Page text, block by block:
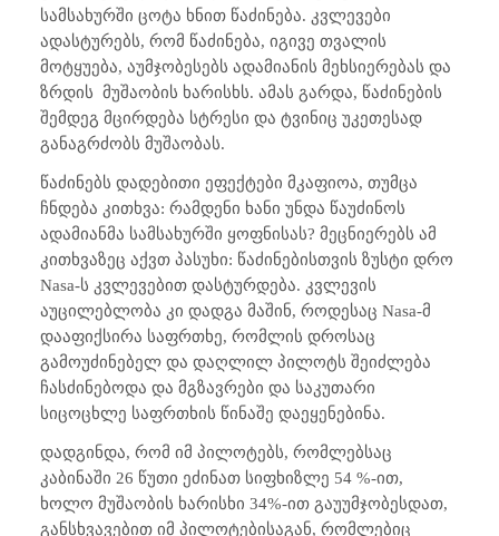
სამსახურში ცოტა ხნით წაძინება. კვლევები
ადასტურებს, რომ წაძინება, იგივე თვალის
მოტყუება, აუმჯობესებს ადამიანის მეხსიერებას და
ზრდის მუშაობის ხარისხს. ამას გარდა, წაძინების
შემდეგ მცირდება სტრესი და ტვინიც უკეთესად
განაგრძობს მუშაობას.
წაძინებს დადებითი ეფექტები მკაფიოა, თუმცა
ჩნდება კითხვა: რამდენი ხანი უნდა წაუძინოს
ადამიანმა სამსახურში ყოფნისას? მეცნიერებს ამ
კითხვაზეც აქვთ პასუხი: წაძინებისთვის ზუსტი დრო
Nasa-ს კვლევებით დასტურდება. კვლევის
აუცილებლობა კი დადგა მაშინ, როდესაც Nasa-მ
დააფიქსირა საფრთხე, რომლის დროსაც
გამოუძინებელ და დაღლილ პილოტს შეიძლება
ჩასძინებოდა და მგზავრები და საკუთარი
სიცოცხლე საფრთხის წინაშე დაეყენებინა.
დადგინდა, რომ იმ პილოტებს, რომლებსაც
კაბინაში 26 წუთი ეძინათ სიფხიზლე 54 %-ით,
ხოლო მუშაობის ხარისხი 34%-ით გაუუმჯობესდათ,
განსხვავებით იმ პილოტებისაგან, რომლებიც